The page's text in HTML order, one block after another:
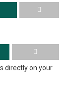
directly on your